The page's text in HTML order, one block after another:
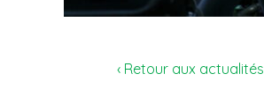
‹ Retour aux actualités